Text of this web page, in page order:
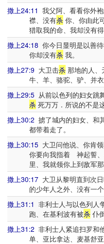
撒上24:11 我父阿、看看你外
襟、没有杀你、你由此
猎取我的命、我却没有得
撒上24:18 你今日显明是以善
你却没有杀我。
撒上27:9 大卫击杀 那地的人、
牛、羊、骆驼、驴、并
撒上29:5 从前以色列的妇女跳
杀死万万．所说的不是
撒上30:2 掳了城内的妇女、和
都带着走了。
撒上30:15 大卫问他说、你肯
你要向我指着 神起誓
里、我就领你上到敌军那
撒上30:17 大卫从黎明直到次
的少年人之外、没有一个
撒上31:1 非利士人与以色列人
跑、在基利波有被杀仆
撒上31:2 非利士人紧追扫罗和
单、亚比拿达、麦基舒亚